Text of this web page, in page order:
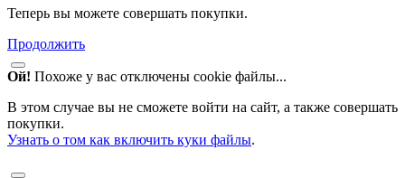
Теперь вы можете совершать покупки.
Продолжить
Ой! Похоже у вас отключены cookie файлы...
В этом случае вы не сможете войти на сайт, а также совершать
покупки.
Узнать о том как включить куки файлы.